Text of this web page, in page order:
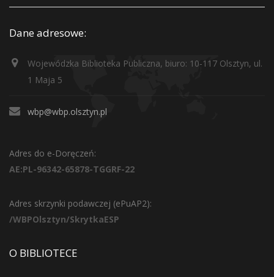
Dane adresowe:
Wojewódzka Biblioteka Publiczna, biuro: 10-117 Olsztyn, ul.
1 Maja 5
wbp@wbp.olsztyn.pl
Adres do e-Doręczeń:
AE:PL-96342-65878-TGGRF-22
Adres skrzynki podawczej (ePuAP2):
/WBPOlsztyn/SkrytkaESP
O BIBLIOTECE